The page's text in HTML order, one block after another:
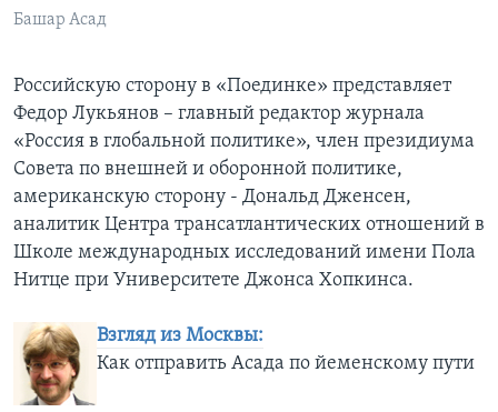
СОЦИАЛЬНЫЕ СЕТИ
Языки
Башар Асад
Российскую сторону в «Поединке» представляет
Федор Лукьянов – главный редактор журнала
«Россия в глобальной политике», член президиума
Совета по внешней и оборонной политике,
американскую сторону - Дональд Дженсен,
аналитик Центра трансатлантических отношений в
Школе международных исследований имени Пола
Нитце при Университете Джонса Хопкинса.
Взгляд из Москвы:
Как отправить Асада по йеменскому пути